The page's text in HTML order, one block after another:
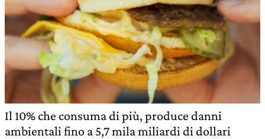
Il 10% che consuma di più, produce danni
ambientali fino a 5,7 mila miliardi di dollari